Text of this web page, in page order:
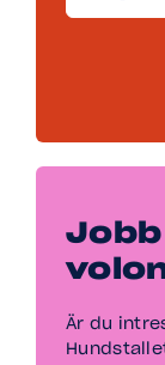
Är du